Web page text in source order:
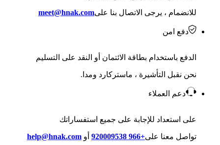
للانضمام ، يرجى الاتصال بنا علىmeet@hnak.com
دفع امن
الدفع باستخدام بطاقة الائتمان أو النقد على التسليم
نحن نقبل التأشيرة ، ماستركارد ومدا.
دعم العملاء
على استعداد للإجابة على جميع استفساراتك
تواصل معنا على+966 920009538 أو help@hnak.com